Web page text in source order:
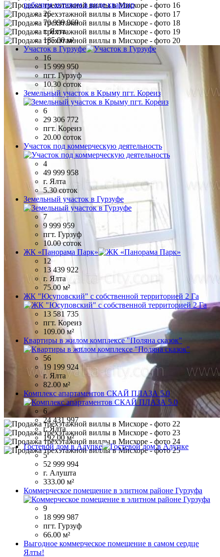
26
70 999 969
г. Ялта
185.00 м²
Участок в Гурзуфе
16
15 999 950
пгт. Гурзуф
10.30 соток
Земельный участок в Крыму пгт. Кореиз
6
29 306 772
пгт. Кореиз
20.00 соток
Участок под коммерческую деятельность
4
49 999 958
г. Ялта
5.30 соток
Земельный участок в Гурзуфе
7
9 999 959
пгт. Гурзуф
10.00 соток
ЖК «Панорама Парк»
12
13 439 922
г. Ялта
75.00 м²
ЖК "Юсуповский" с собственной территорией 2 Га
13 581 735
пгт. Кореиз
109.00 м²
Квартиры в жилом комплексе "Поляна сказок"
56
19 199 924
г. Ялта
82.00 м²
Комплекс апартаментов СКАЙ ПЛАЗА 5.0
6
24 431 997
г. Ялта
192.00 м²
Гостевой дом в Алупке
5
52 999 994
г. Алушта
333.00 м²
Коммерческое помещение в элитном районе Гурзуфа
9
18 999 987
пгт. Гурзуф
66.00 м²
Выгодное коммерческое помещение в самом сердце
Ялты!